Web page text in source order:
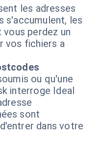
les adresses
s'accumulent, les
perdez un
vos fichiers a
ou qu'une
interroge Ideal
sont
dans votre